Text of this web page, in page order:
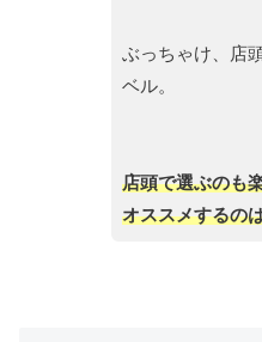
ぶっちゃけ、店
ベル。
店頭で選ぶのも
オススメするの